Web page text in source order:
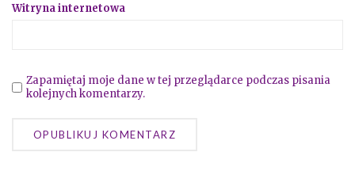
Witryna internetowa
Zapamiętaj moje dane w tej przeglądarce podczas pisania
kolejnych komentarzy.